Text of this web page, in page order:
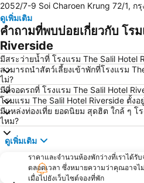
ล่องเรือแม่น้ำเจ้าพระยา และวัดอรุณ
ส
สยามสแควร์
มาบุญครอง
พระปฐมเจดีย์
ส
บีทีเอส พร้อมพงษ์
บี
บีทีเอส อารีย์
บี
เดอะมอลล์บางกะปิ
พ
ตลาดนัดสวนจตุจักร
บีทีเอส ศาลาแดง
เอ็มอาร์ที สีลม
บี
บีทีเอส ราชเทวี
2052/7-9 Soi Charoen Krung 72/1, ก
ดูเพิ่มเติม
คำถามที่พบบ่อยเกี่ยวกับ โร
Riverside
มีสระว่ายน้ำที่ โรงแรม The Salil Hotel
สามารถนำสัตว์เลี้ยงเข้าพักที่โรงแรม
ไม่?
มีที่จอดรถที่ โรงแรม The Salil Hotel
โรมแรม The Salil Hotel Riverside ตั้งอ
มีแหล่งท่องเที่ย ยอดนิยม สุดฮิต ใกล้ ๆ โ
ไหม?
ดูเพิ่มเติม
ราคาและจำนวนห้องพักว่างที่เราได้รั
ตลอดเวลา ซึ่งหมายความว่าคุณอาจไ
เมื่อไปยังเว็บไซต์จองที่พัก